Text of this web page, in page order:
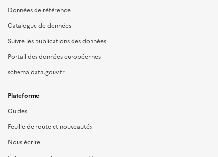
Données de référence
Catalogue de données
Suivre les publications des données
Portail des données européennes
schema.data.gouv.fr
Plateforme
Guides
Feuille de route et nouveautés
Nous écrire